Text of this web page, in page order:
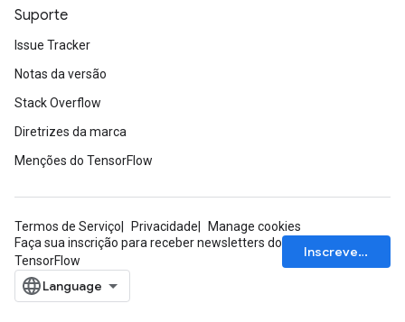
Suporte
Issue Tracker
Notas da versão
Stack Overflow
Diretrizes da marca
Menções do TensorFlow
Termos de Serviço Privacidade
Manage cookies
Faça sua inscrição para receber newsletters do
TensorFlow
Inscrever-se